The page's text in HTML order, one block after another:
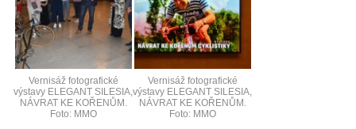
Vernisáž fotografické
výstavy ELEGANT SILESIA,
NÁVRAT KE KOŘENŮM.
Foto: MMO
Vernisáž fotografické
výstavy ELEGANT SILESIA,
NÁVRAT KE KOŘENŮM.
Foto: MMO